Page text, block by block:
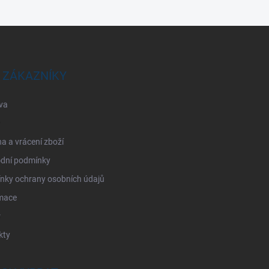
ZÁKAZNÍKY
a vrácení zboží
podmínky
ochrany osobních údajů